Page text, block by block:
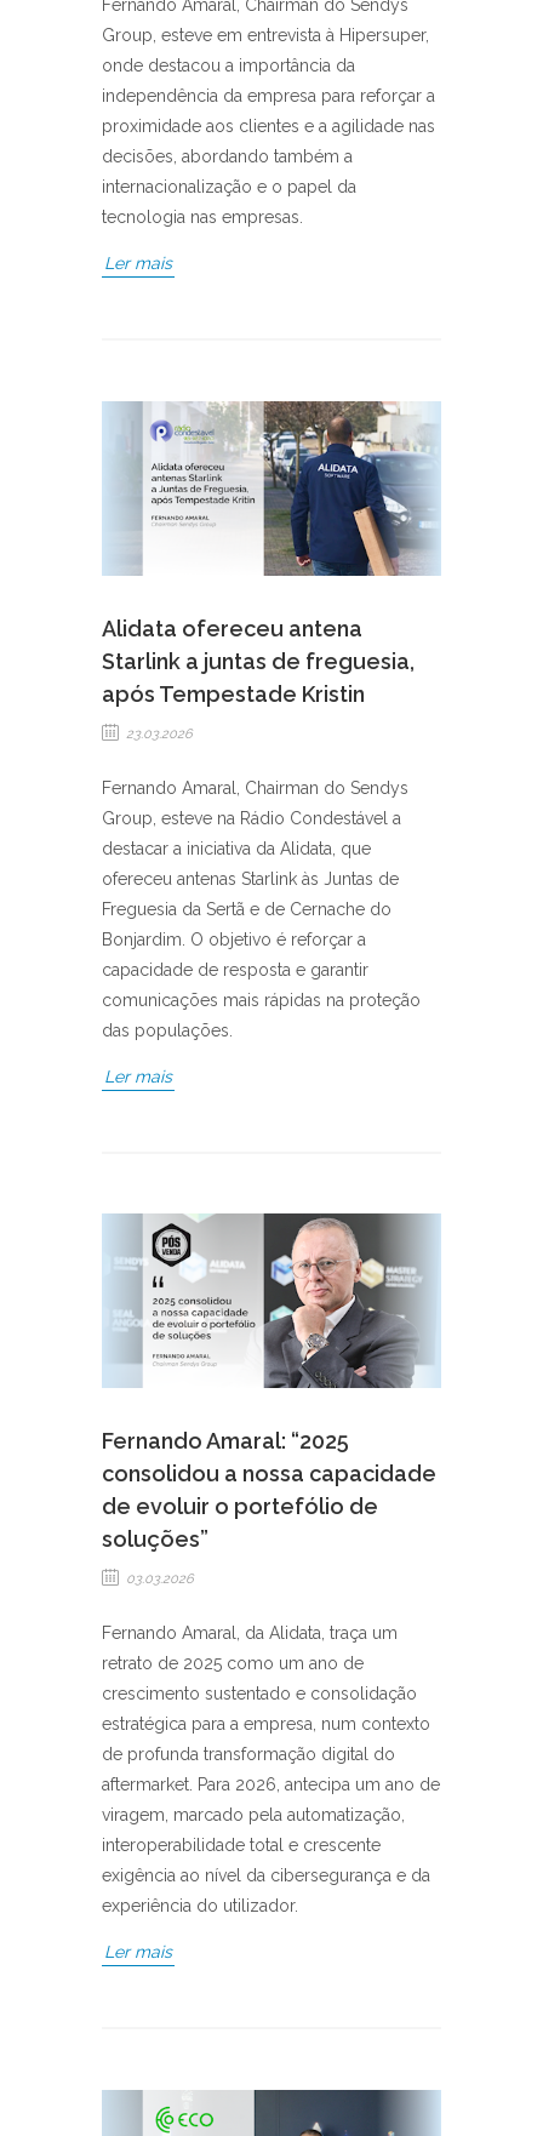
Fernando Amaral, Chairman do Sendys
Group, esteve em entrevista à Hipersuper,
onde destacou a importância da
independência da empresa para reforçar a
proximidade aos clientes e a agilidade nas
decisões, abordando também a
internacionalização e o papel da
tecnologia nas empresas.
Ler mais
Alidata ofereceu antena
Starlink a juntas de freguesia,
após Tempestade Kristin
23.03.2026
Fernando Amaral, Chairman do Sendys
Group, esteve na Rádio Condestável a
destacar a iniciativa da Alidata, que
ofereceu antenas Starlink às Juntas de
Freguesia da Sertã e de Cernache do
Bonjardim. O objetivo é reforçar a
capacidade de resposta e garantir
comunicações mais rápidas na proteção
das populações.
Ler mais
Fernando Amaral: “2025
consolidou a nossa capacidade
de evoluir o portefólio de
soluções”
03.03.2026
Fernando Amaral, da Alidata, traça um
retrato de 2025 como um ano de
crescimento sustentado e consolidação
estratégica para a empresa, num contexto
de profunda transformação digital do
aftermarket. Para 2026, antecipa um ano de
viragem, marcado pela automatização,
interoperabilidade total e crescente
exigência ao nível da cibersegurança e da
experiência do utilizador.
Ler mais